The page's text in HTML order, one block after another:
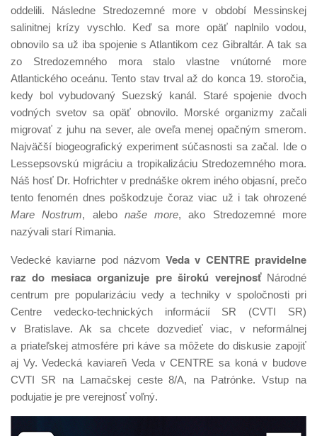
oddelili. Následne Stredozemné more v období Messinskej
salinitnej krízy vyschlo. Keď sa more opäť naplnilo vodou,
obnovilo sa už iba spojenie s Atlantikom cez Gibraltár. A tak sa
zo Stredozemného mora stalo vlastne vnútorné more
Atlantického oceánu. Tento stav trval až do konca 19. storočia,
kedy bol vybudovaný Suezský kanál. Staré spojenie dvoch
vodných svetov sa opäť obnovilo. Morské organizmy začali
migrovať z juhu na sever, ale oveľa menej opačným smerom.
Najväčší biogeografický experiment súčasnosti sa začal. Ide o
Lessepsovskú migráciu a tropikalizáciu Stredozemného mora.
Náš hosť Dr. Hofrichter v prednáške okrem iného objasní, prečo
tento fenomén dnes poškodzuje čoraz viac už i tak ohrozené
Mare Nostrum, alebo naše more, ako Stredozemné more
nazývali starí Rimania.
Vedecké kaviarne pod názvomVeda v CENTRE pravidelne
raz do mesiaca organizuje pre širokú verejnosť Národné
centrum pre popularizáciu vedy a techniky v spoločnosti pri
Centre vedecko-technických informácií SR (CVTI SR)
v Bratislave. Ak sa chcete dozvedieť viac, v neformálnej
a priateľskej atmosfére pri káve sa môžete do diskusie zapojiť
aj Vy. Vedecká kaviareň Veda v CENTRE sa koná v budove
CVTI SR na Lamačskej ceste 8/A, na Patrónke. Vstup na
podujatie je pre verejnosť voľný.